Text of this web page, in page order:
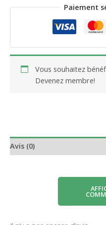
Paiement
Vous souhaitez
Devenez membre!
Avis (0)